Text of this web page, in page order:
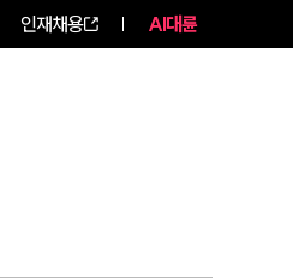
인재채용 AI대륜